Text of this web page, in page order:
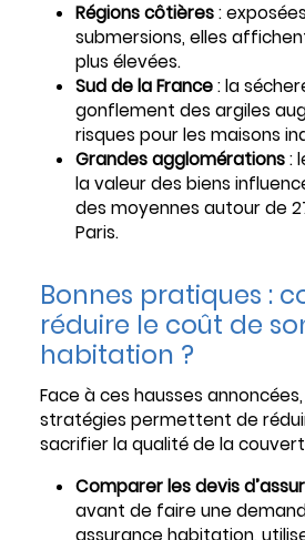
Régions côtières:
submersions, elles
plus élevées.
Sud de la France: la
gonflement des argiles
risques pour les maisons
Grandes agglomérations:
la valeur des biens
des moyennes autour de
Paris.
Bonnes pratiques :
réduire le coût de
habitation ?
Face à ces hausses
stratégies permettent de
sacrifier la qualité de la
Comparer les devis
avant de faire une